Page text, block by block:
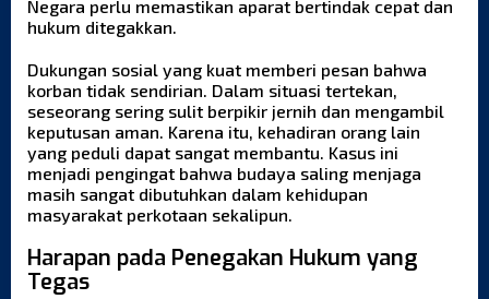
Negara perlu memastikan aparat bertindak cepat dan
hukum ditegakkan.
Dukungan sosial yang kuat memberi pesan bahwa
korban tidak sendirian. Dalam situasi tertekan,
seseorang sering sulit berpikir jernih dan mengambil
keputusan aman. Karena itu, kehadiran orang lain
yang peduli dapat sangat membantu. Kasus ini
menjadi pengingat bahwa budaya saling menjaga
masih sangat dibutuhkan dalam kehidupan
masyarakat perkotaan sekalipun.
Harapan pada Penegakan Hukum yang
Tegas